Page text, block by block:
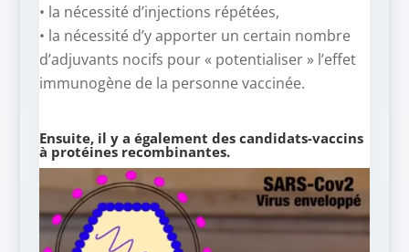
• la nécessité d’injections répétées,
• la nécessité d’y apporter un certain nombre
d’adjuvants nocifs pour « potentialiser » l’effet
immunogène de la personne vaccinée.
Ensuite, il y a également des candidats-vaccins
à protéines recombinantes.